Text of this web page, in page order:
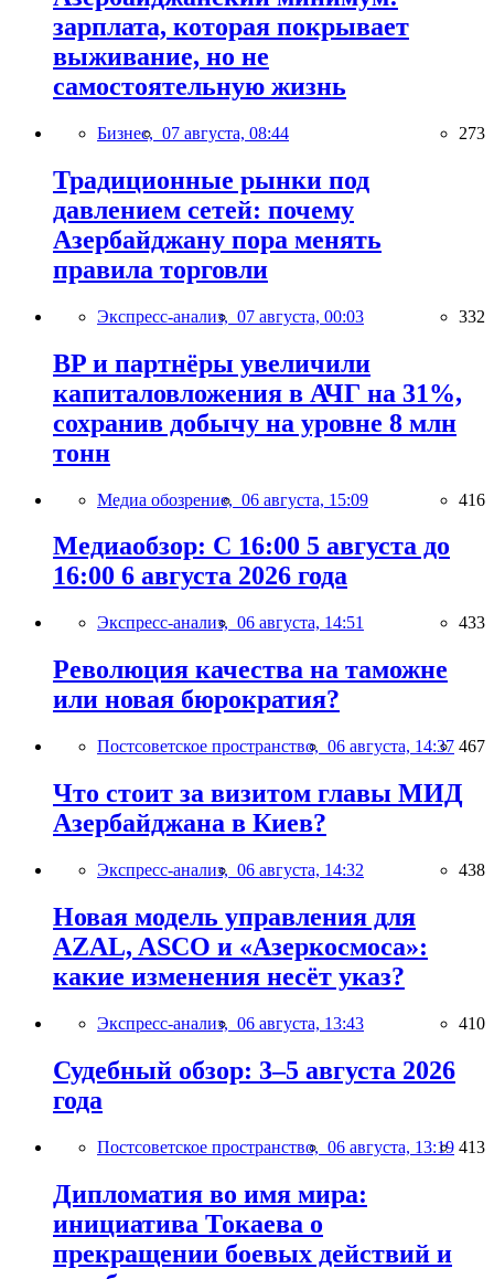
зарплата, которая покрывает
выживание, но не
самостоятельную жизнь
Бизнес, 07 августа, 08:44 273
Традиционные рынки под
давлением сетей: почему
Азербайджану пора менять
правила торговли
Экспресс-анализ, 07 августа, 00:03 332
BP и партнёры увеличили
капиталовложения в АЧГ на 31%,
сохранив добычу на уровне 8 млн
тонн
Медиа обозрение, 06 августа, 15:09 416
Медиаобзор: С 16:00 5 августа до
16:00 6 августа 2026 года
Экспресс-анализ, 06 августа, 14:51 433
Революция качества на таможне
или новая бюрократия?
Постсоветское пространство, 06 августа, 14:37 467
Что стоит за визитом главы МИД
Азербайджана в Киев?
Экспресс-анализ, 06 августа, 14:32 438
Новая модель управления для
AZAL, ASCO и «Азеркосмоса»:
какие изменения несёт указ?
Экспресс-анализ, 06 августа, 13:43 410
Судебный обзор: 3–5 августа 2026
года
Постсоветское пространство, 06 августа, 13:19 413
Дипломатия во имя мира:
инициатива Токаева о
прекращении боевых действий и